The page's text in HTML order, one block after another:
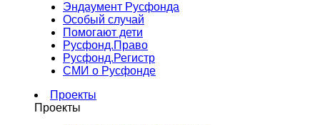
Эндаумент Русфонда
Особый случай
Помогают дети
Русфонд.Право
Русфонд.Регистр
СМИ о Русфонде
Проекты
Проекты